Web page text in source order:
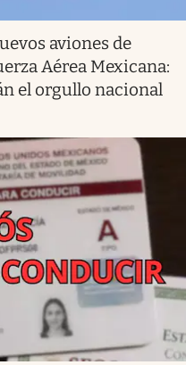
aviones de
Aérea Mexicana:
el orgullo nacional